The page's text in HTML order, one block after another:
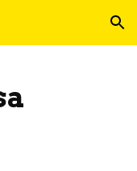
Skip to navigation